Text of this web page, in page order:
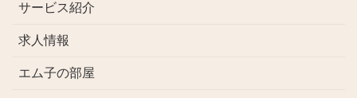
サービス紹介
求人情報
エム子の部屋